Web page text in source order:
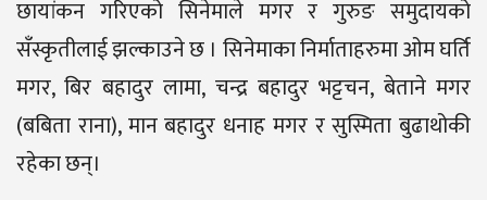
छायांकन गरिएको सिनेमाले मगर र गुरुङ समुदायको
सँस्कृतीलाई झल्काउने छ । सिनेमाका निर्माताहरुमा ओम घर्ति
मगर, बिर बहादुर लामा, चन्द्र बहादुर भट्टचन, बेताने मगर
(बबिता राना), मान बहादुर धनाह मगर र सुस्मिता बुढाथोकी
रहेका छन्।